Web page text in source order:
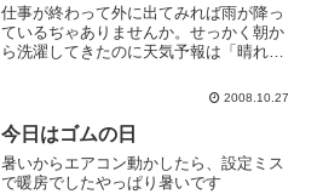
仕事が終わって外に出てみれば雨が降っ
ているぢゃありませんか。せっかく朝か
ら洗濯してきたのに天気予報は「晴れ」
2008.10.27
今日はゴムの日
暑いからエアコン動かしたら、設定ミス
で暖房でしたやっぱり暑いです